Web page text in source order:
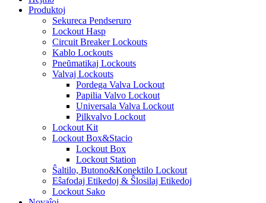
Produktoj
Sekureca Pendseruro
Lockout Hasp
Circuit Breaker Lockouts
Kablo Lockouts
Pneŭmatikaj Lockouts
Valvaj Lockouts
Pordega Valva Lockout
Papilia Valvo Lockout
Universala Valva Lockout
Pilkvalvo Lockout
Lockout Kit
Lockout Box&Stacio
Lockout Box
Lockout Station
Ŝaltilo, Butono&Konektilo Lockout
Eŝafodaj Etikedoj & Ŝlosilaj Etikedoj
Lockout Sako